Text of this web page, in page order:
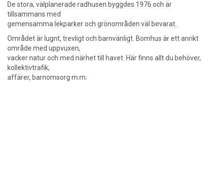
De stora, välplanerade radhusen byggdes 1976 och är
tillsammans med
gemensamma lekparker och grönområden väl bevarat.
Området är lugnt, trevligt och barnvänligt. Bomhus är ett anrikt
område med uppvuxen,
vacker natur och med närhet till havet. Här finns allt du behöver,
kollektivtrafik,
affärer, barnomsorg m.m.